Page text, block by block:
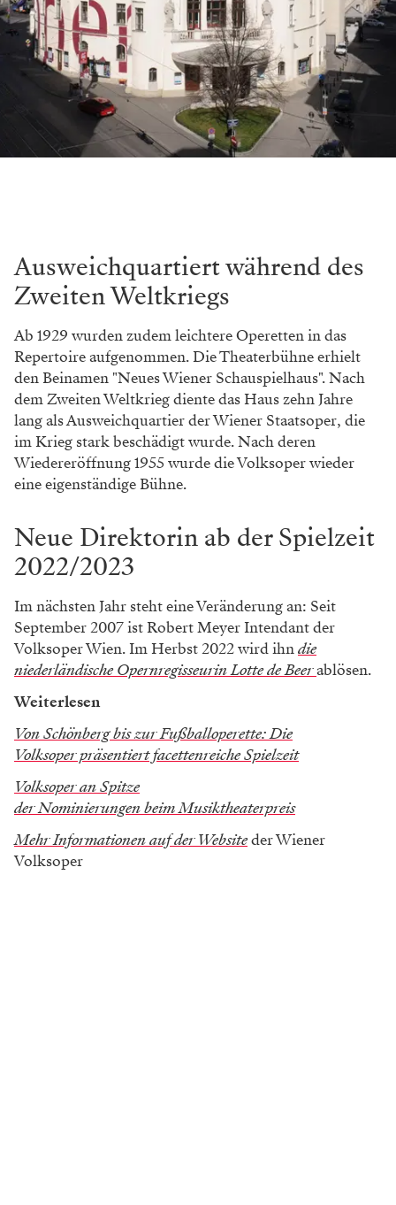
Ausweichquartiert während des
Zweiten Weltkriegs
Ab 1929 wurden zudem leichtere Operetten in das
Repertoire aufgenommen. Die Theaterbühne erhielt
den Beinamen "Neues Wiener Schauspielhaus". Nach
dem Zweiten Weltkrieg diente das Haus zehn Jahre
lang als Ausweichquartier der Wiener Staatsoper, die
im Krieg stark beschädigt wurde. Nach deren
Wiedereröffnung 1955 wurde die Volksoper wieder
eine eigenständige Bühne.
Neue Direktorin ab der Spielzeit
2022/2023
Im nächsten Jahr steht eine Veränderung an: Seit
September 2007 ist Robert Meyer Intendant der
Volksoper Wien. Im Herbst 2022 wird ihndie
niederländische Opernregisseurin Lotte de Beerablösen.
Weiterlesen
Von Schönberg bis zur Fußballoperette: Die
Volksoper präsentiert facettenreiche Spielzeit
Volksoper an Spitze
der Nominierungen beim Musiktheaterpreis
Mehr Informationen auf der Websiteder Wiener
Volksoper